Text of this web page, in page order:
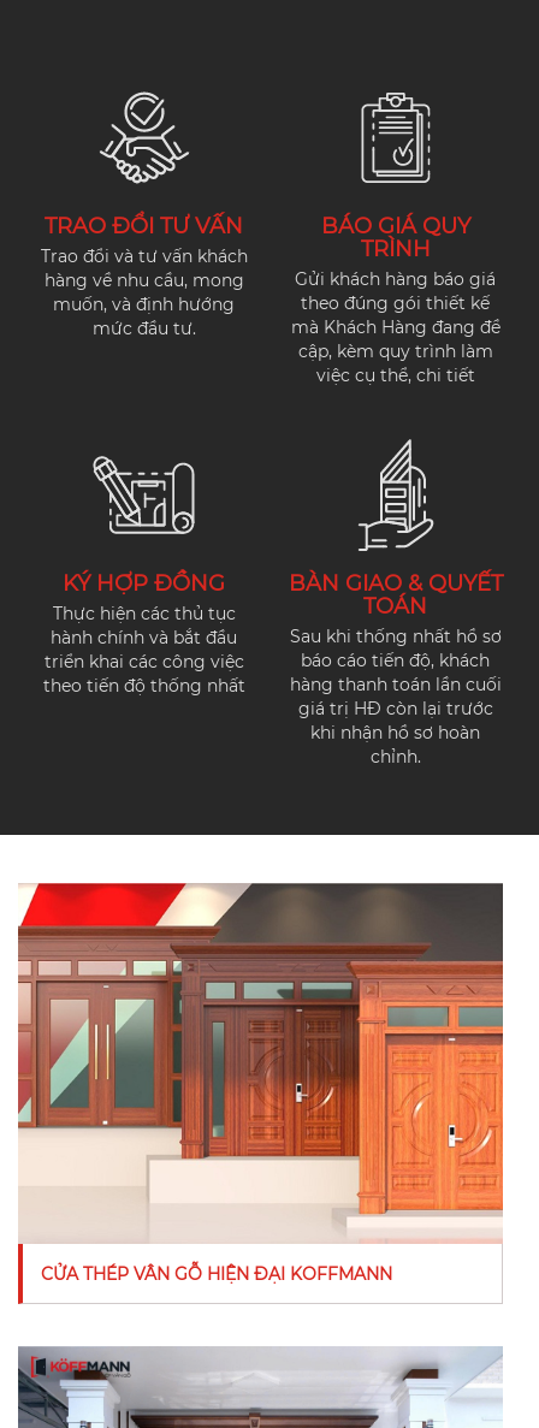
TRAO ĐỔI TƯ VẤN
Trao đổi và tư vấn khách
hàng về nhu cầu, mong
muốn, và định hướng
mức đầu tư.
BÁO GIÁ QUY
TRÌNH
Gửi khách hàng báo giá
theo đúng gói thiết kế
mà Khách Hàng đang đề
cập, kèm quy trình làm
việc cụ thể, chi tiết
KÝ HỢP ĐỒNG
Thực hiện các thủ tục
hành chính và bắt đầu
triển khai các công việc
theo tiến độ thống nhất
BÀN GIAO & QUYẾT
TOÁN
Sau khi thống nhất hồ sơ
báo cáo tiến độ, khách
hàng thanh toán lần cuối
giá trị HĐ còn lại trước
khi nhận hồ sơ hoàn
chỉnh.
CỬA THÉP VÂN GỖ HIỆN ĐẠI KOFFMANN